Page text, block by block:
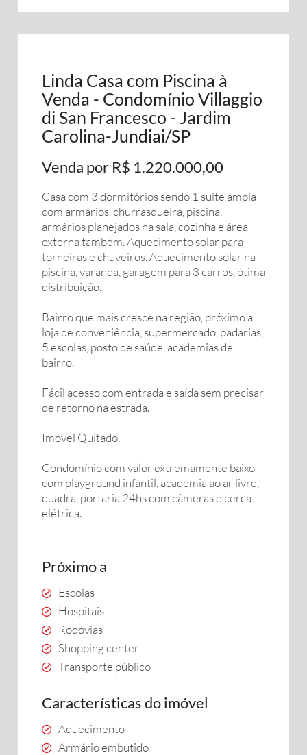
Linda Casa com Piscina à
Venda - Condomínio Villaggio
di San Francesco - Jardim
Carolina-Jundiai/SP
Venda por R$ 1.220.000,00
Casa com 3 dormitórios sendo 1 suíte ampla
com armários, churrasqueira, piscina,
armários planejados na sala, cozinha e área
externa também. Aquecimento solar para
torneiras e chuveiros. Aquecimento solar na
piscina, varanda, garagem para 3 carros, ótima
distribuição.
Bairro que mais cresce na região, próximo a
loja de conveniência, supermercado, padarias,
5 escolas, posto de saúde, academias de
bairro.
Fácil acesso com entrada e saída sem precisar
de retorno na estrada.
Imóvel Quitado.
Condomínio com valor extremamente baixo
com playground infantil, academia ao ar livre,
quadra, portaria 24hs com câmeras e cerca
elétrica.
Próximo a
Escolas
Hospitais
Rodovias
Shopping center
Transporte público
Características do imóvel
Aquecimento
Armário embutido